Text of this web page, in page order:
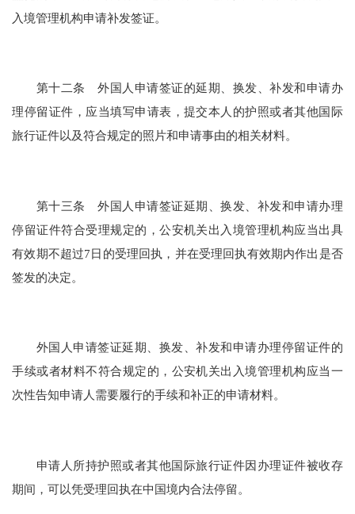
入境管理机构申请补发签证。
第十二条 外国人申请签证的延期、换发、补发和申请办
理停留证件，应当填写申请表，提交本人的护照或者其他国际
旅行证件以及符合规定的照片和申请事由的相关材料。
第十三条 外国人申请签证延期、换发、补发和申请办理
停留证件符合受理规定的，公安机关出入境管理机构应当出具
有效期不超过7日的受理回执，并在受理回执有效期内作出是否
签发的决定。
外国人申请签证延期、换发、补发和申请办理停留证件的
手续或者材料不符合规定的，公安机关出入境管理机构应当一
次性告知申请人需要履行的手续和补正的申请材料。
申请人所持护照或者其他国际旅行证件因办理证件被收存
期间，可以凭受理回执在中国境内合法停留。